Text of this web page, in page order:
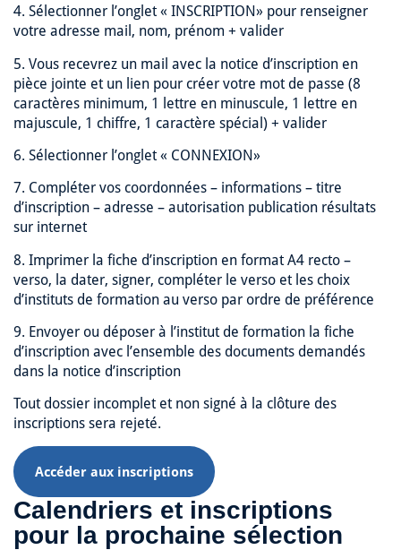
4. Sélectionner l’onglet « INSCRIPTION» pour renseigner
votre adresse mail, nom, prénom + valider
5. Vous recevrez un mail avec la notice d’inscription en
pièce jointe et un lien pour créer votre mot de passe (8
caractères minimum, 1 lettre en minuscule, 1 lettre en
majuscule, 1 chiffre, 1 caractère spécial) + valider
6. Sélectionner l’onglet « CONNEXION»
7. Compléter vos coordonnées – informations – titre
d’inscription – adresse – autorisation publication résultats
sur internet
8. Imprimer la fiche d’inscription en format A4 recto –
verso, la dater, signer, compléter le verso et les choix
d’instituts de formation au verso par ordre de préférence
9. Envoyer ou déposer à l’institut de formation la fiche
d’inscription avec l’ensemble des documents demandés
dans la notice d’inscription
Tout dossier incomplet et non signé à la clôture des
inscriptions sera rejeté.
Accéder aux inscriptions
Calendriers et inscriptions
pour la prochaine sélection